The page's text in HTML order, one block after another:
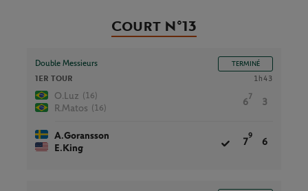
Court N°13
Double Messieurs TERMINÉ
1ER TOUR 1h43
O.Luz (16)
R.Matos (16)
6
7
3
A.Goransson
E.King
7
9
6